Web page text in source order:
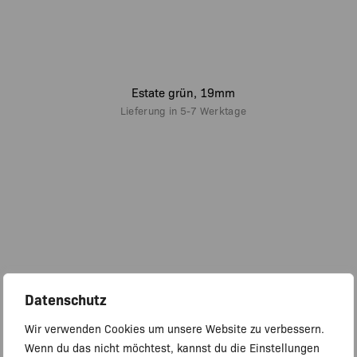
Datenschutz
Wir verwenden Cookies um unsere Website zu verbessern.
Wenn du das nicht möchtest, kannst du die Einstellungen
Estate grün, 19mm
Lieferung in 5-7 Werktage